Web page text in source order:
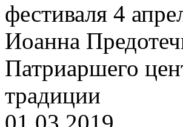
фестиваля 4
Иоанна
Патриаршего
традиции